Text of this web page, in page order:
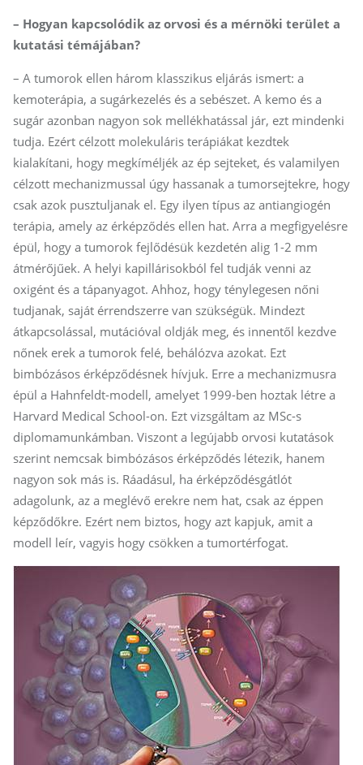
– Hogyan kapcsolódik az orvosi és a mérnöki terület a
kutatási témájában?
– A tumorok ellen három klasszikus eljárás ismert: a
kemoterápia, a sugárkezelés és a sebészet. A kemo és a
sugár azonban nagyon sok mellékhatással jár, ezt mindenki
tudja. Ezért célzott molekuláris terápiákat kezdtek
kialakítani, hogy megkíméljék az ép sejteket, és valamilyen
célzott mechanizmussal úgy hassanak a tumorsejtekre, hogy
csak azok pusztuljanak el. Egy ilyen típus az antiangiogén
terápia, amely az érképződés ellen hat. Arra a megfigyelésre
épül, hogy a tumorok fejlődésük kezdetén alig 1-2 mm
átmérőjűek. A helyi kapillárisokból fel tudják venni az
oxigént és a tápanyagot. Ahhoz, hogy ténylegesen nőni
tudjanak, saját érrendszerre van szükségük. Mindezt
átkapcsolással, mutációval oldják meg, és innentől kezdve
nőnek erek a tumorok felé, behálózva azokat. Ezt
bimbózásos érképződésnek hívjuk. Erre a mechanizmusra
épül a Hahnfeldt-modell, amelyet 1999-ben hoztak létre a
Harvard Medical School-on. Ezt vizsgáltam az MSc-s
diplomamunkámban. Viszont a legújabb orvosi kutatások
szerint nemcsak bimbózásos érképződés létezik, hanem
nagyon sok más is. Ráadásul, ha érképződésgátlót
adagolunk, az a meglévő erekre nem hat, csak az éppen
képződőkre. Ezért nem biztos, hogy azt kapjuk, amit a
modell leír, vagyis hogy csökken a tumortérfogat.